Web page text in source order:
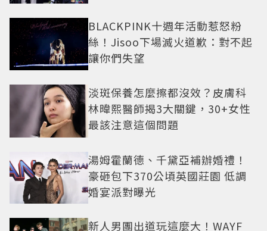
BLACKPINK十週年活動惹怒粉
絲！Jisoo下場滅火道歉：對不起
讓你們失望
淡斑保養怎麼擦都沒效？皮膚科
林暐熙醫師揭3大關鍵，30+女性
最該注意這個問題
湯姆霍蘭德、千黛亞補辦婚禮！
豪砸包下370公頃英國莊園 低調
婚宴派對曝光
新人男團出道玩這麼大！WAYF